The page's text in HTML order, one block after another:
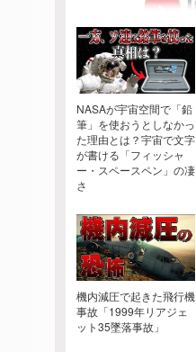
NASAが宇宙空間で「鉛
筆」を使おうとしなかっ
た理由とは？宇宙で文字
が書ける「フィッシャ
ー・スペースペン」の凄
さ
機内減圧で起きた飛行機
事故「1999年リアジェ
ット35墜落事故」